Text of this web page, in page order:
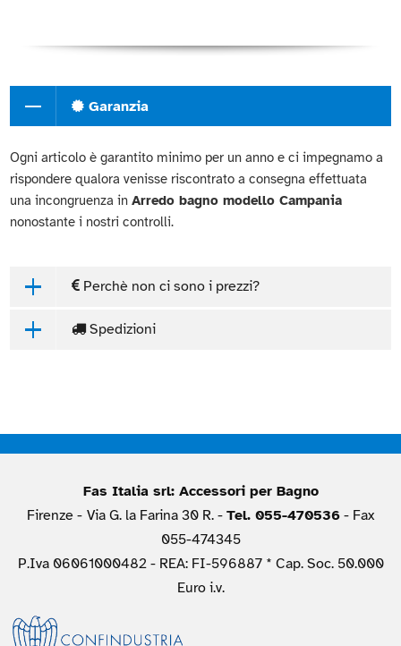
Garanzia
Ogni articolo è garantito minimo per un anno e ci impegnamo a
rispondere qualora venisse riscontrato a consegna effettuata
una incongruenza inArredo bagno modello Campania
nonostante i nostri controlli.
Perchè non ci sono i prezzi?
Spedizioni
Fas Italia srl: Accessori per Bagno
Firenze - Via G. la Farina 30 R. - Tel. 055-470536 - Fax
055-474345
P.Iva 06061000482 - REA: FI-596887 * Cap. Soc. 50.000
Euro i.v.